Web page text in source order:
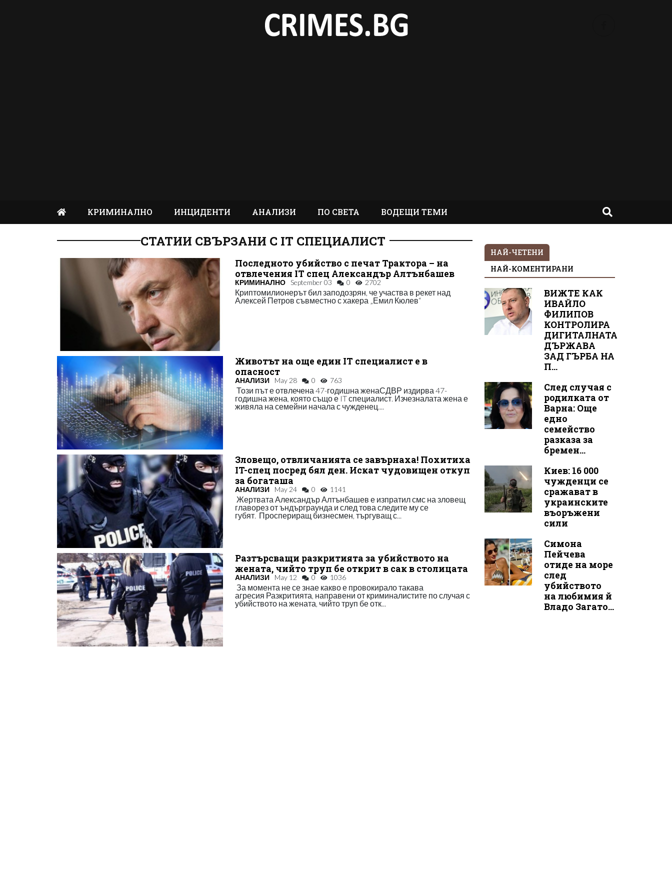
КРИМИНАЛНО ИНЦИДЕНТИ АНАЛИЗИ ПО СВЕТА ВОДЕЩИ ТЕМИ
СТАТИИ СВЪРЗАНИ С IT СПЕЦИАЛИСТ
Последното убийство с печат Трактора – на
отвлечения IT спец Александър Алтънбашев
КРИМИНАЛНО September 03 0 2702
Криптомилионерът бил заподозрян, че участва в рекет над
Алексей Петров съвместно с хакера „Емил Кюлев“
Животът на още един IT специалист е в
опасност
АНАЛИЗИ May 28 0 763
Този път е отвлечена 47-годишна женаСДВР издирва 47-
годишна жена, която също е IT специалист. Изчезналата жена е
живяла на семейни начала с чужденец....
Зловещо, отвличанията се завърнаха! Похитиха
IT-спец посред бял ден. Искат чудовищен откуп
за богаташа
АНАЛИЗИ May 24 0 1141
Жертвата Александър Алтънбашев е изпратил смс на зловещ
главорез от ъндърграунда и след това следите му се
губят. Проспериращ бизнесмен, търгуващ с...
Разтърсващи разкритията за убийството на
жената, чийто труп бе открит в сак в столицата
АНАЛИЗИ May 12 0 1036
За момента не се знае какво е провокирало такава
агресия Разкритията, направени от криминалистите по случая с
убийството на жената, чийто труп бе отк...
НАЙ-ЧЕТЕНИ
НАЙ-КОМЕНТИРАНИ
ВИЖТЕ КАК
ИВАЙЛО
ФИЛИПОВ
КОНТРОЛИРА
ДИГИТАЛНАТА
ДЪРЖАВА
ЗАД ГЪРБА НА
П...
След случая с
родилката от
Варна: Още
едно
семейство
разказа за
бремен...
Киев: 16 000
чужденци се
сражават в
украинските
въоръжени
сили
Симона
Пейчева
отиде на море
след
убийството
на любимия й
Владо Загато...